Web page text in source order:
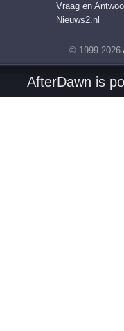
Vraag en
Nieuws2.nl
© 1999-2026
AfterDawn is